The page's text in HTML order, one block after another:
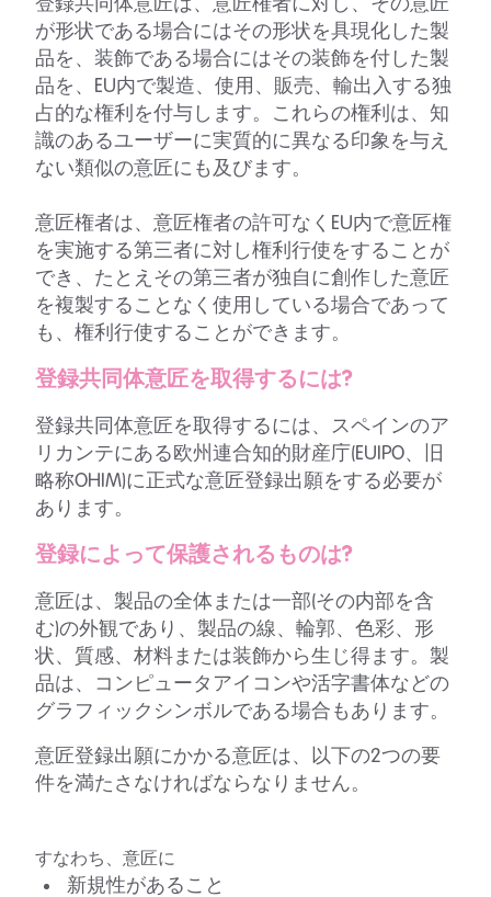
が形状である場合にはその形状を具現化した製
品を、装飾である場合にはその装飾を付した製
品を、EU内で製造、使用、販売、輸出入する独
占的な権利を付与します。これらの権利は、知
識のあるユーザーに実質的に異なる印象を与え
ない類似の意匠にも及びます。
意匠権者は、意匠権者の許可なくEU内で意匠権
を実施する第三者に対し権利行使をすることが
でき、たとえその第三者が独自に創作した意匠
を複製することなく使用している場合であって
も、権利行使することができます。
登録共同体意匠を取得するには?
登録共同体意匠を取得するには、スペインのア
リカンテにある欧州連合知的財産庁(EUIPO、旧
略称OHIM)に正式な意匠登録出願をする必要が
あります。
登録によって保護されるものは?
意匠は、製品の全体または一部(その内部を含
む)の外観であり、製品の線、輪郭、色彩、形
状、質感、材料または装飾から生じ得ます。製
品は、コンピュータアイコンや活字書体などの
グラフィックシンボルである場合もあります。
意匠登録出願にかかる意匠は、以下の2つの要
件を満たさなければならなりません。
すなわち、意匠に
新規性があること